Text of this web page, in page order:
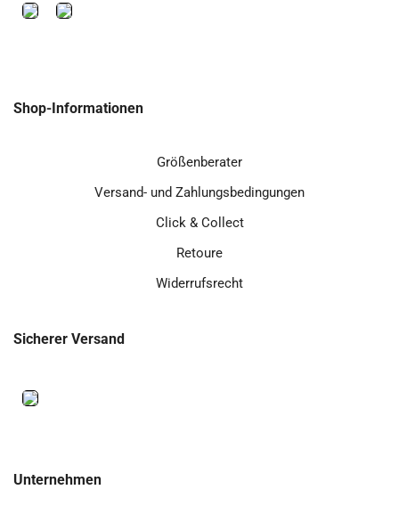
Shop-Informationen
Größenberater
Versand- und Zahlungsbedingungen
Click & Collect
Retoure
Widerrufsrecht
Sicherer Versand
Unternehmen